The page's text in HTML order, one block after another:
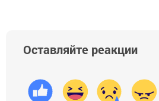
Оставляйте реакции